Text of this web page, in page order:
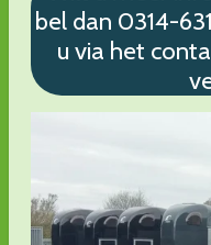
bel dan 0314-
u via het